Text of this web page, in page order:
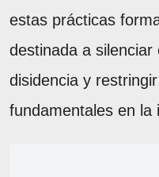
estas prácticas
destinada a
disidencia y
fundamentales en la